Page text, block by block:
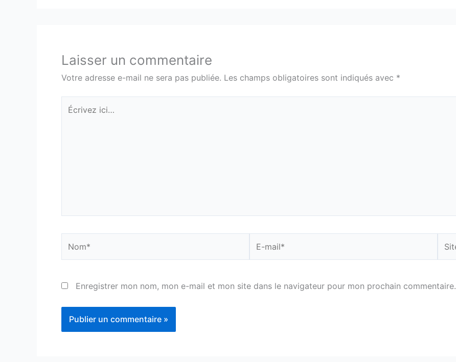
Laisser un commentaire
Votre adresse e-mail ne sera pas publiée. Les champs obligatoires sont indiqués avec *
Écrivez
ici…
mail*
Enregistrer mon nom, mon e-mail et mon site dans le navigateur pour mon prochain commentaire.